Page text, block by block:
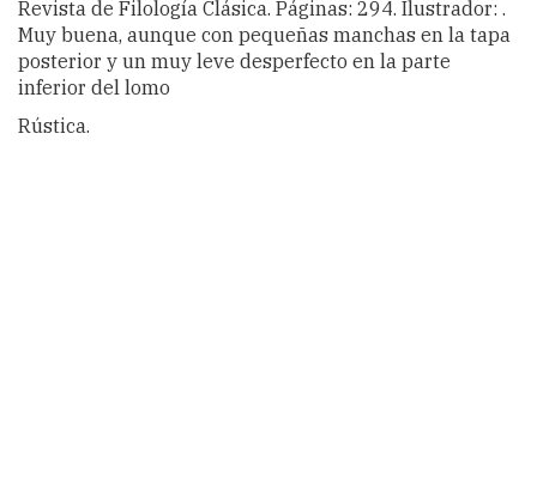
Revista de Filología Clásica. Páginas: 294. Ilustrador: .
Muy buena, aunque con pequeñas manchas en la tapa
posterior y un muy leve desperfecto en la parte
inferior del lomo
Rústica.